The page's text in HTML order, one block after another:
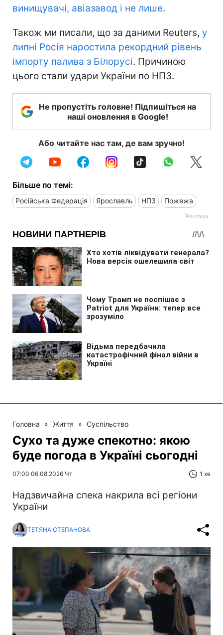
винищувачі, авіазавод і не лише.
Також ми писали, що за даними Reuters, у
липні Росія наростила рекордний рівень
імпорту палива з Білорусі. Причиною
цього стали удари України по НПЗ.
Не пропустіть головне! Підпишіться на
наші оновлення в Google!
Або читайте нас там, де вам зручно!
Більше по темі:
Російська Федерація Ярославль НПЗ Пожежа
Головна » Життя » Суспільство
Сухо та дуже спекотно: якою
буде погода в Україні сьогодні
07:00 06.08.2026 Чт 1 хв
Надзвичайна спека накрила всі регіони
України
ТЕТЯНА СТЕПАНОВА